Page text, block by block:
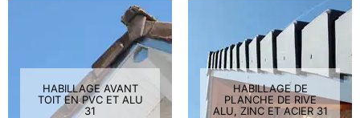
HABILLAGE AVANT
TOIT EN PVC ET ALU
31
HABILLAGE DE
PLANCHE DE RIVE
ALU, ZINC ET ACIER 31